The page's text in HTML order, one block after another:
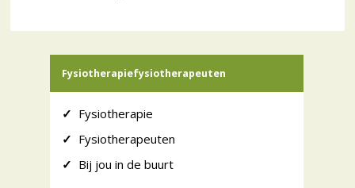
Fysiotherapiefysiotherapeuten
✓ Fysiotherapie
✓ Fysiotherapeuten
✓ Bij jou in de buurt